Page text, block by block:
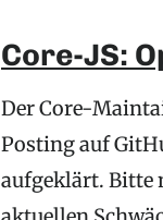
Core-JS:
Der Core-
Posting auf
aufgeklärt. Bitte